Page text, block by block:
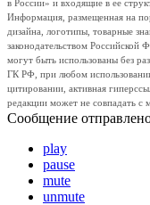
в России» и входящие в ее
Информация, размещенная на
дизайна, логотипы, товарные
законодательством
могут быть использованы без
ГК РФ, при любом
цитировании, активная
редакции может не совпадать с
Сообщение
play
pause
mute
unmute